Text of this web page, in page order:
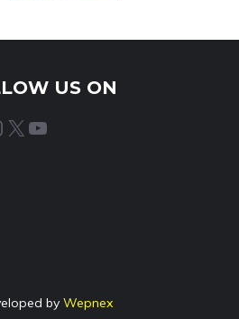
US ON
X YouTube
by Wepnex